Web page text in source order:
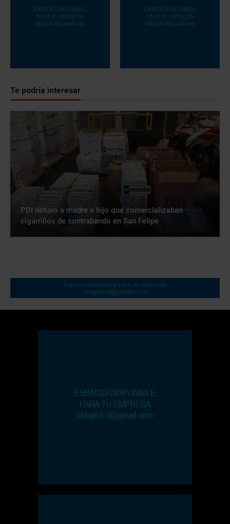
Te podría interesar
PDI detuvo a madre e hijo que comercializaban
cigarrillos de contrabando en San Felipe